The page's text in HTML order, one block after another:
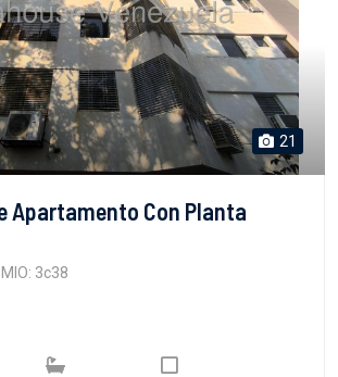
21
Apartamento Con Planta
3c38